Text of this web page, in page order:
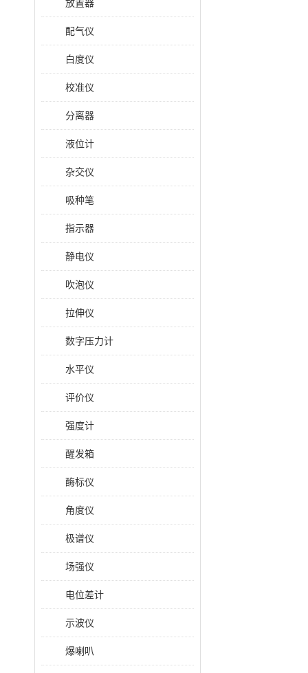
放置器
配气仪
白度仪
校准仪
分离器
液位计
杂交仪
吸种笔
指示器
静电仪
吹泡仪
拉伸仪
数字压力计
水平仪
评价仪
强度计
醒发箱
酶标仪
角度仪
极谱仪
场强仪
电位差计
示波仪
爆喇叭